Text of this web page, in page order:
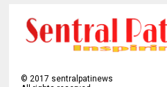
©2017 sentralpatinews